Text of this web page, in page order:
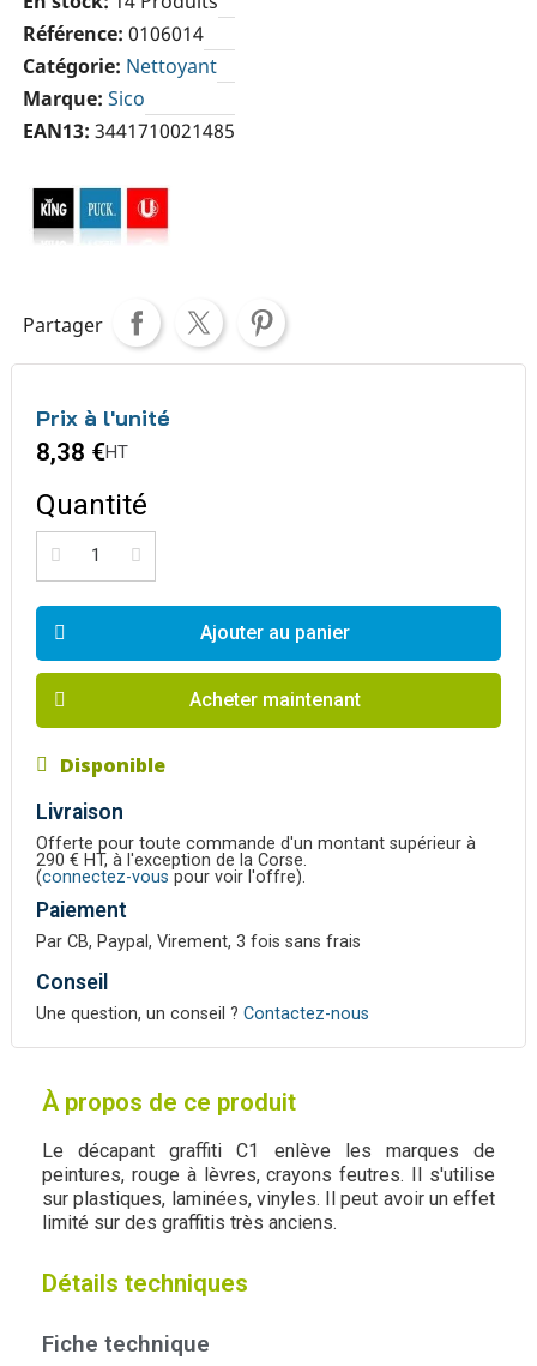
Référence 0106014
Catégorie Nettoyant
Marque Sico
EAN13 3441710021485
Partager
Prix à l'unité
8,38 €HT
Quantité
Ajouter au panier
Acheter maintenant
Disponible
Livraison
Offerte pour toute commande d'un montant supérieur à
290 € HT, à l'exception de la Corse.
(connectez-vous pour voir l'offre).
Paiement
Par CB, Paypal, Virement, 3 fois sans frais
Conseil
Une question, un conseil ? Contactez-nous
À propos de ce produit
Le décapant graffiti C1 enlève les marques de
peintures, rouge à lèvres, crayons feutres. Il s'utilise
sur plastiques, laminées, vinyles. Il peut avoir un effet
limité sur des graffitis très anciens.
Détails techniques
Fiche technique